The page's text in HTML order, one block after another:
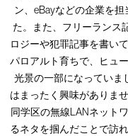
ン、eBayなどの企業を
た。また、フリーランス
ロジーや犯罪記事を書い
パロアルト育ちで、ヒュ
光景の一部になっていま
はまったく興味がありま
同学区の無線LANネット
るネタを掴んだことで訪